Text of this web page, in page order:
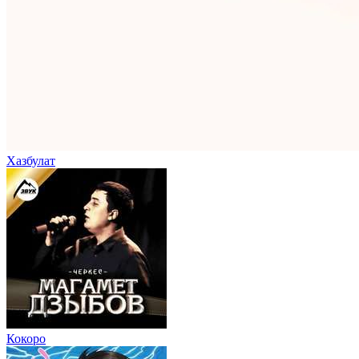
Хазбулат
Кокоро